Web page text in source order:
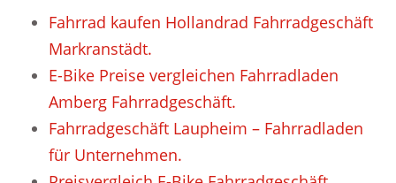
Fahrrad kaufen Hollandrad Fahrradgeschäft
Markranstädt.
E-Bike Preise vergleichen Fahrradladen
Amberg Fahrradgeschäft.
Fahrradgeschäft Laupheim – Fahrradladen
für Unternehmen.